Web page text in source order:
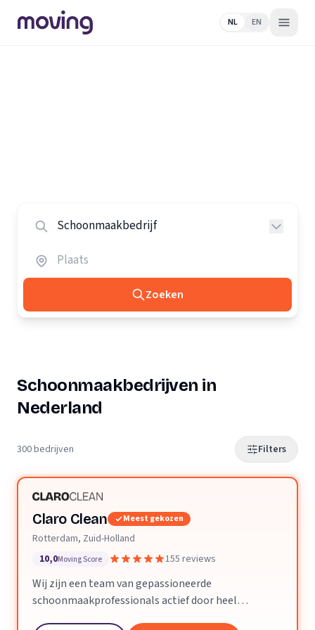
NL EN
Zoeken
Schoonmaakbedrijven in
Nederland
300 bedrijven Filters
Claro Clean Meest gekozen
Rotterdam, Zuid-Holland
10,0Moving Score 155 reviews
Wij zijn een team van gepassioneerde
schoonmaakprofessionals actief door heel